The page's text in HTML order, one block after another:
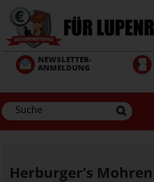
zum
Inhalt
NEWSLETTER-
ANMELDUNG
Herburger's Mohren